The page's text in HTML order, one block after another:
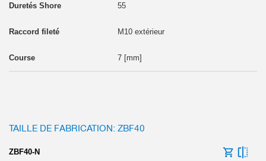
55
M10 extérieur
7 [mm]
TAILLE DE FABRICATION: ZBF40
ZBF40-N